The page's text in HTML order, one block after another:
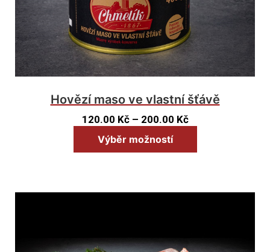
Hovězí maso ve vlastní šťávě
120.00 Kč – 200.00 Kč
Výběr možností